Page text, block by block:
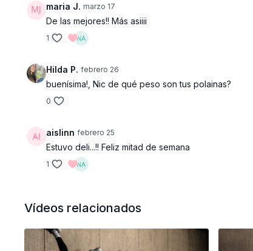
maria J. marzo 17
De las mejores!! Más asiiii
1
Hilda P. febrero 26
buenísima!, Nic de qué peso son tus polainas?
0
aislinn febrero 25
Estuvo deli...!! Feliz mitad de semana
1
Vídeos relacionados